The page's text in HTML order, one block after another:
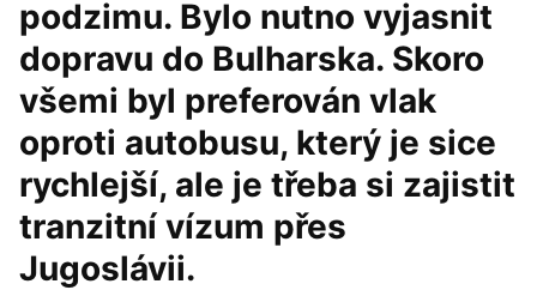
podzimu. Bylo nutno vyjasnit
dopravu do Bulharska. Skoro
všemi byl preferován vlak
oproti autobusu, který je sice
rychlejší, ale je třeba si zajistit
tranzitní vízum přes
Jugoslávii.